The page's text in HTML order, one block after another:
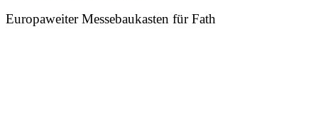
Europaweiter Messebaukasten für Fath